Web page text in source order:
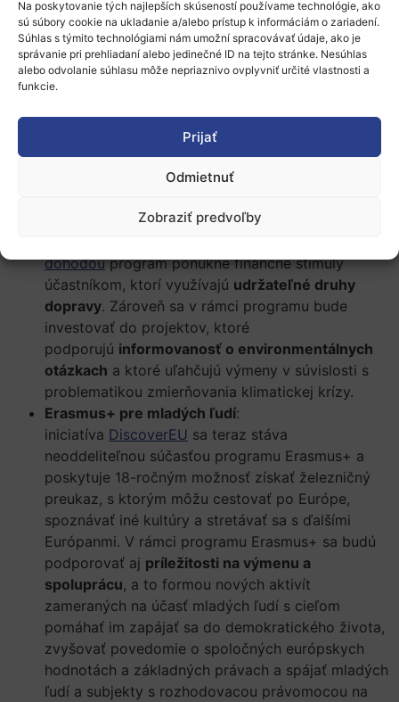
Na poskytovanie tých najlepších skúseností používame technológie, ako
sú súbory cookie na ukladanie a/alebo prístup k informáciám o zariadení.
Súhlas s týmito technológiami nám umožní spracovávať údaje, ako je
správanie pri prehliadaní alebo jedinečné ID na tejto stránke. Nesúhlas
alebo odvolanie súhlasu môže nepriaznivo ovplyvniť určité vlastnosti a
funkcie.
Prijať
Odmietnuť
Zobraziť predvoľby
Poskytne kvalitnúdigitálnu odbornú prípravu a
výmenyprostredníctvom platforiem, ako
súeTwinning,School Education Gateway a
Európsky portál pre mládež, a podporístáže v
digitálnom sektore
sú kombinované intenzívne programy, umožnia
striedať krátkodobú fyzickú mobilitu s dištančným
vzdelávaním a online tímovou prácou.
európskej študentskej karty
dohodouprogram ponúkne finančné stimuly
účastníkom, ktorí využívajú udržateľné druhy
dopravy. Zároveň sa v rámci programu bude
investovať do projektov, ktoré
podporujú informovanosť o environmentálnych
otázkach a ktoré uľahčujú výmeny v súvislosti s
problematikou zmierňovania klimatickej krízy.
Erasmus+ pre mladých ľudí:
iniciatíva DiscoverEU sa teraz stáva
neoddeliteľnou súčasťou programu Erasmus+ a
poskytuje 18-ročným možnosť získať železničný
preukaz, s ktorým môžu cestovať po Európe,
spoznávať iné kultúry a stretávať sa s ďalšími
Európanmi. V rámci programu Erasmus+ sa budú
podporovať aj príležitosti na výmenu a
spoluprácu, a to formou nových aktivít
zameraných na účasť mladých ľudí s cieľom
pomáhať im zapájať sa do demokratického života,
zvyšovať povedomie o spoločných európskych
hodnotách a základných právach a spájať mladých
ľudí a subjekty s rozhodovacou právomocou na